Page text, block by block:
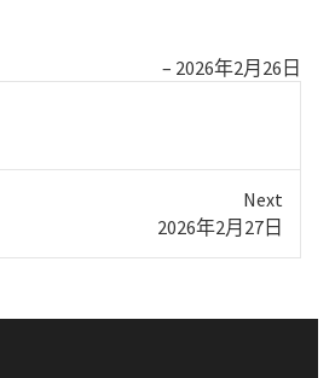
2026年2月26日
Next
2026年2月27日